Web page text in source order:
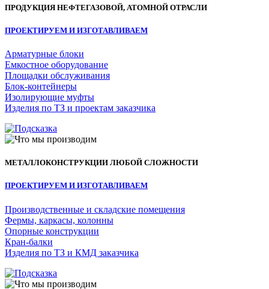
ПРОДУКЦИЯ НЕФТЕГАЗОВОЙ, АТОМНОЙ ОТРАСЛИ
ПРОЕКТИРУЕМ И ИЗГОТАВЛИВАЕМ
Арматурные блоки
Емкостное оборудование
Площадки обслуживания
Блок-контейнеры
Изолирующие муфты
Изделия по ТЗ и проектам заказчика
МЕТАЛЛОКОНСТРУКЦИИ ЛЮБОЙ СЛОЖНОСТИ
ПРОЕКТИРУЕМ И ИЗГОТАВЛИВАЕМ
Производственные и складские помещения
Фермы, каркасы, колонны
Опорные конструкции
Кран-балки
Изделия по ТЗ и КМД заказчика